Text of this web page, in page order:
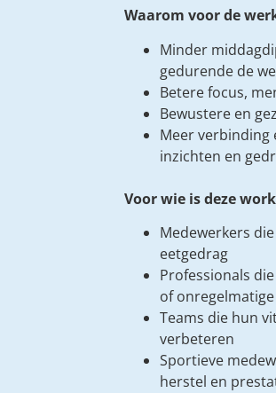
Waarom voor de
Minder
gedurende de
Betere focus,
Bewustere en
Meer verbinding
inzichten en
Voor wie is deze
Medewerkers
eetgedrag
Professionals
of
Teams die hun
verbeteren
Sportieve
herstel en